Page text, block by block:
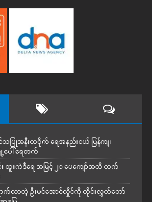
သပြုအနီးတဝိုက် ရေအနည်းငယ် ပြန်ကျ၊
ြို့ပေါ် ရေတက်
ထူးကဲဒီရေ အ​မြင့် ၂၁ ပေကျော်အထိ တက်
က်လာတဲ့ ဦးမင်အောင်လှိုင်ကို ထိုင်းလွှတ်တော်